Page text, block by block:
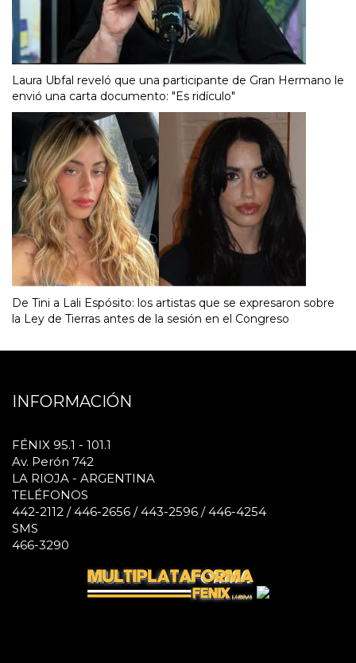
Laura Ubfal reveló que una participante de Gran Hermano le
envió una carta documento: "Es ridículo"
De Tini a Lali Espósito: los artistas que se expresaron sobre
la Ley de Tierras antes de la sesión en el Congreso
INFORMACIÓN
FÉNIX 95.1 - 101.1
Av. Perón 742
LA RIOJA - ARGENTINA
TELÉFONOS
442-2112 / 446-2656 / 443-2596 / 446-4254
SMS
466-3290